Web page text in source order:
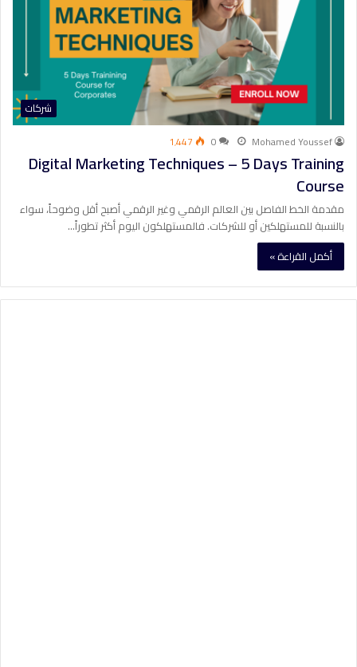
شركات
Mohamed Youssef
0 1٬447
Digital Marketing Techniques – 5 Days Training
Course
مقدمة الخط الفاصل بين العالم الرقمي وغير الرقمي أصبح أقل وضوحاً، سواء
بالنسبة للمستهلكين أو للشركات. فالمستهلكون اليوم أكثر تطوراً…
أكمل القراءة »